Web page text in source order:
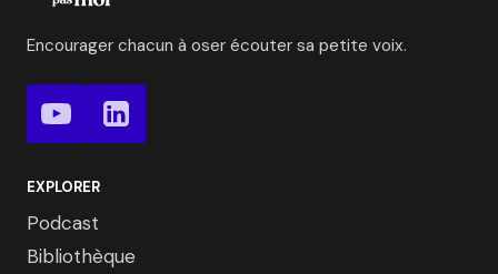
Encourager chacun à oser écouter sa petite voix.
EXPLORER
Podcast
Bibliothèque